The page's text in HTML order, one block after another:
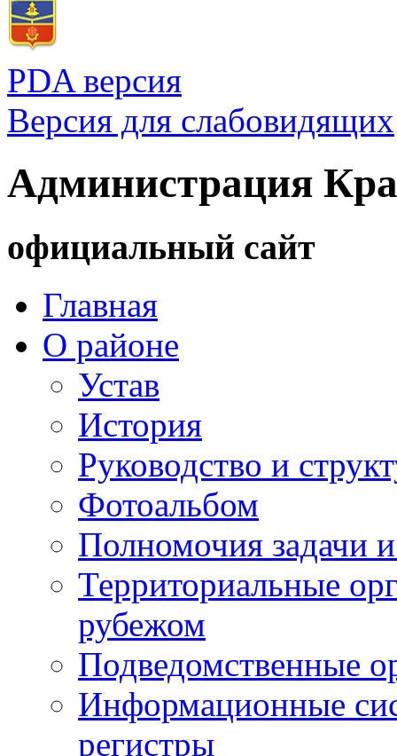
PDA версия
Версия для слабовидящих
Администрация
официальный сайт
Главная
О районе
Устав
История
Руководство и
Фотоальбом
Полномочия задачи
Территориальные
рубежом
Подведомственные
Информационные
регистры